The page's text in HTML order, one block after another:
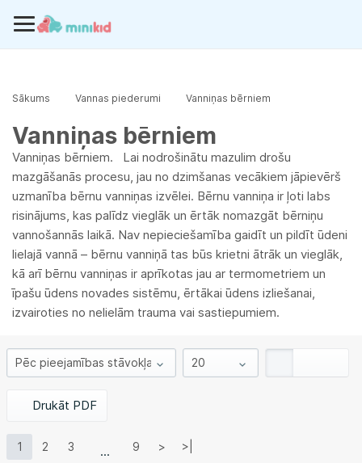
Sākums Vannas piederumi Vanniņas bērniem
Vanniņas bērniem
Vanniņas bērniem. Lai nodrošinātu mazulim drošu
mazgāšanās procesu, jau no dzimšanas vecākiem jāpievērš
uzmanība bērnu vanniņas izvēlei. Bērnu vanniņa ir ļoti labs
risinājums, kas palīdz vieglāk un ērtāk nomazgāt bērniņu
vannošannās laikā. Nav nepieciešamība gaidīt un pildīt ūdeni
lielajā vannā – bērnu vanniņā tas būs krietni ātrāk un vieglāk,
kā arī bērnu vanniņas ir aprīkotas jau ar termometriem un
īpašu ūdens novades sistēmu, ērtākai ūdens izliešanai,
izvairoties no nelielām trauma vai sastiepumiem.
Drukāt PDF
1 2 3 9 > >|